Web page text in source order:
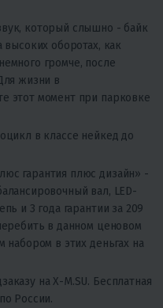
который слышно - байк
оборотах, как
громче, после
жизни в
этот момент при парковке
в классе нейкед до
гарантия плюс дизайн» -
вал, LED-
и 3 года гарантии за 209
в данном ценовом
набором в этих деньгах на
на X-M.SU. Бесплатная
России.